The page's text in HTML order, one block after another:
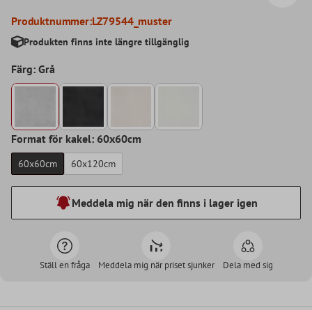
Produktnummer:LZ79544_muster
Produkten finns inte längre tillgänglig
Färg: Grå
Format för kakel: 60x60cm
60x60cm 60x120cm
Meddela mig när den finns i lager igen
Ställ en fråga Meddela mig när priset sjunker Dela med sig